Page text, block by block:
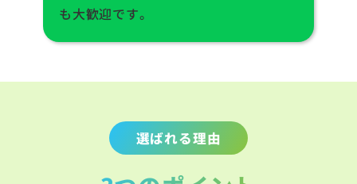
も大歓迎です。
選ばれる理由